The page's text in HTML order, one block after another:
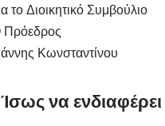
το Διοικητικό Συμβούλιο
Κωνσταντίνου
Ίσως να ενδιαφέρει